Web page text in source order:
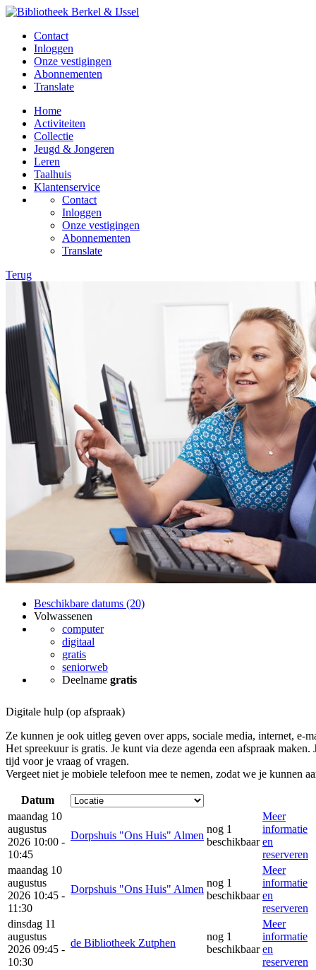
Contact
Inloggen
Onze vestigingen
Abonnementen
Translate
Home
Activiteiten
Collectie
Jeugd & Jongeren
Leren
Taalhuis
Klantenservice
Contact
Inloggen
Onze vestigingen
Abonnementen
Translate
Terug
Beschikbare datums (20)
Volwassenen
computer
digitaal
gratis
seniorweb
Deelname gratis
Digitale hulp (op afspraak)
Ze kunnen je ook uitleg geven over apps, sociale media, internet, e-
Het spreekuur is gratis. Je kunt via deze agenda een afspraak
tijd voor je vraag of vragen.
Vergeet niet je mobiele telefoon mee te nemen, zodat we je kunnen
Datum
maandag 10
augustus
2026 10:00 -
10:45
Dorpshuis "Ons Huis" Almen
nog 1
beschikbaar
Meer
informatie
en
reserveren
maandag 10
augustus
2026 10:45 -
11:30
Dorpshuis "Ons Huis" Almen
nog 1
beschikbaar
Meer
informatie
en
reserveren
dinsdag 11
augustus
2026 09:45 -
10:30
de Bibliotheek Zutphen
nog 1
beschikbaar
Meer
informatie
en
reserveren